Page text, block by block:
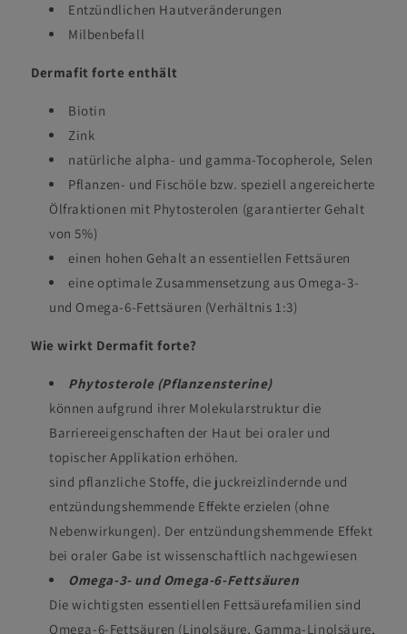
Entzündlichen Hautveränderungen
Milbenbefall
Dermafit forte enthält
Biotin
Zink
natürliche alpha- und gamma-Tocopherole, Selen
Pflanzen- und Fischöle bzw. speziell angereicherte
Ölfraktionen mit Phytosterolen (garantierter Gehalt
von 5%)
einen hohen Gehalt an essentiellen Fettsäuren
eine optimale Zusammensetzung aus Omega-3-
und Omega-6-Fettsäuren (Verhältnis 1:3)
Wie wirkt Dermafit forte?
Phytosterole (Pflanzensterine)
können aufgrund ihrer Molekularstruktur die
Barriereeigenschaften der Haut bei oraler und
topischer Applikation erhöhen.
sind pflanzliche Stoffe, die juckreizlindernde und
entzündungshemmende Effekte erzielen (ohne
Nebenwirkungen). Der entzündungshemmende Effekt
bei oraler Gabe ist wissenschaftlich nachgewiesen
Omega-3- und Omega-6-Fettsäuren
Die wichtigsten essentiellen Fettsäurefamilien sind
Omega-6-Fettsäuren (Linolsäure, Gamma-Linolsäure,